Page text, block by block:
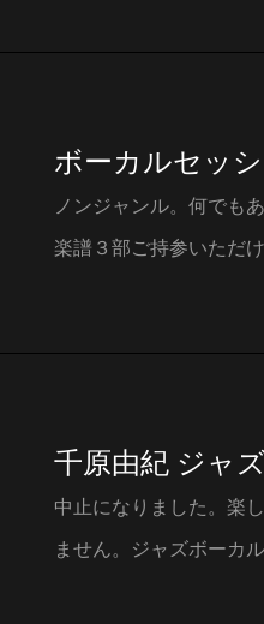
ボーカルセッ
ノンジャンル。何でも
楽譜３部ご持参いただ
千原由紀 ジャ
中止になりました。楽
ません。ジャズボーカ